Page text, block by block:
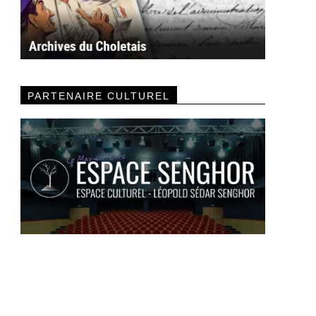
PARTENAIRE CULTUREL